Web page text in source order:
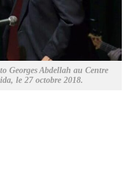
Georges Abdellah au Centre
le 27 octobre 2018.